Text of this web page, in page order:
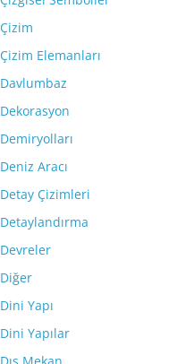
Çizim
Çizim Elemanları
Davlumbaz
Dekorasyon
Demiryolları
Deniz Aracı
Detay Çizimleri
Detaylandırma
Devreler
Diğer
Dini Yapı
Dini Yapılar